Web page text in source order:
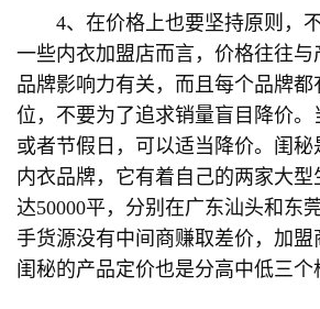
4、在价格上也要坚持原则，
一些内衣加盟店而言，价格往往与
品牌影响力有关，而且每个品牌都
位，不要为了追求销量盲目降价
或者节假日，可以适当降价。闺
内衣品牌，它有着自己的两家大
达50000平，分别在广东汕头和东
手货源没有中间商赚取差价，加盟
闺秘的产品定价也是分高中低三个